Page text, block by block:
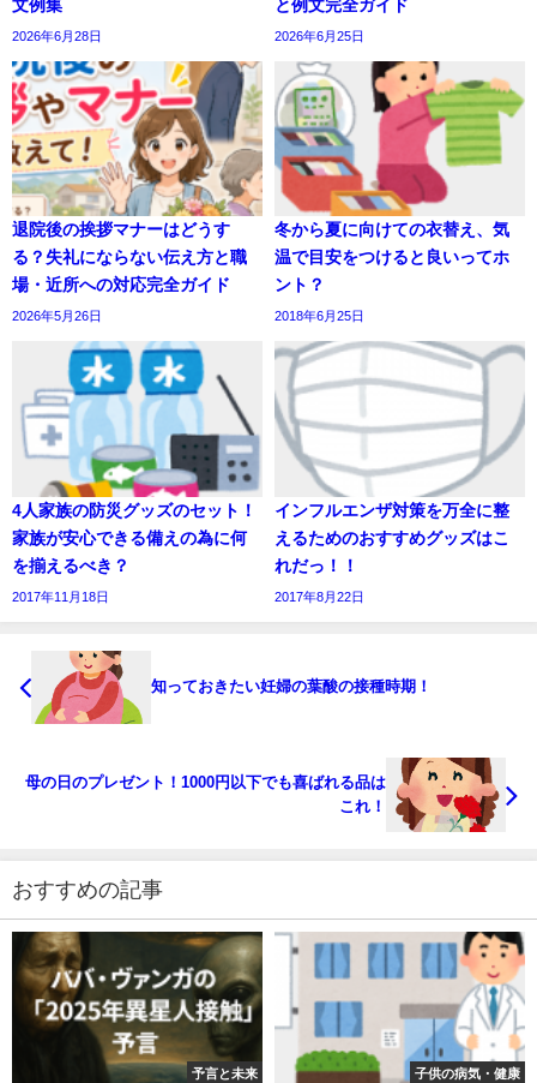
文例集
2026年6月28日
と例文完全ガイド
2026年6月25日
退院後の挨拶マナーはどうす
る？失礼にならない伝え方と職
場・近所への対応完全ガイド
2026年5月26日
冬から夏に向けての衣替え、気
温で目安をつけると良いってホ
ント？
2018年6月25日
4人家族の防災グッズのセット！
家族が安心できる備えの為に何
を揃えるべき？
2017年11月18日
インフルエンザ対策を万全に整
えるためのおすすめグッズはこ
れだっ！！
2017年8月22日
知っておきたい妊婦の葉酸の接種時期！
母の日のプレゼント！1000円以下でも喜ばれる品は
これ！
おすすめの記事
予言と未来 子供の病気・健康